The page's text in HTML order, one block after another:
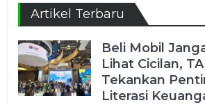
Artikel Terbaru
Beli Mobil
Lihat Cicilan,
Tekankan
Literasi